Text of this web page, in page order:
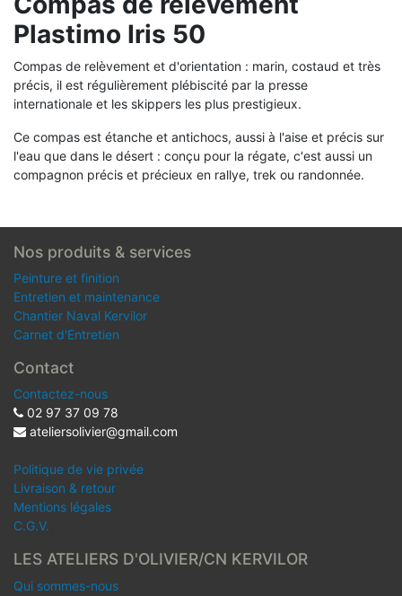
Plastimo Iris 50
Compas de relèvement et d'orientation : marin, costaud et très
précis, il est régulièrement plébiscité par la presse
internationale et les skippers les plus prestigieux.
Ce compas est étanche et antichocs, aussi à l'aise et précis sur
l'eau que dans le désert : conçu pour la régate, c'est aussi un
compagnon précis et précieux en rallye, trek ou randonnée.
Nos produits & services
Peinture et finition
Entretien et maintenance
Chantier Naval Kervilor
Carnet d'Entretien
Contact
Contactez-nous
02 97 37 09 78
ateliersolivier@gmail.com
Politique de vie privée
Livraison & retour
Mentions légales
C.G.V.
LES ATELIERS D'OLIVIER/CN KERVILOR
Qui sommes-nous